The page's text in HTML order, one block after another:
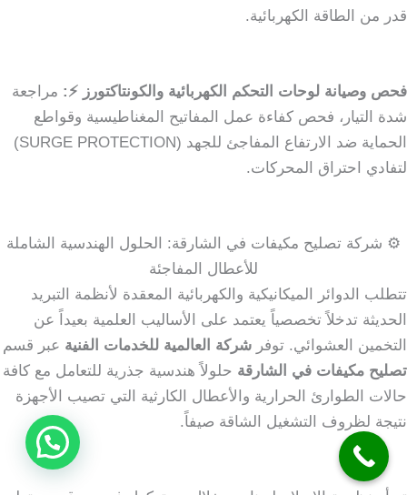
قدر من الطاقة الكهربائية.
فحص وصيانة لوحات التحكم الكهربائية والكونتاكتورز ⚡: مراجعة
شدة التيار، فحص كفاءة عمل المفاتيح المغناطيسية وقواطع
الحماية ضد الارتفاع المفاجئ للجهد (SURGE PROTECTION)
لتفادي احتراق المحركات.
⚙️ شركة تصليح مكيفات في الشارقة: الحلول الهندسية الشاملة
للأعطال المفاجئة
تتطلب الدوائر الميكانيكية والكهربائية المعقدة لأنظمة التبريد
الحديثة تدخلاً تخصصياً يعتمد على الأساليب العلمية بعيداً عن
التخمين العشوائي. توفر شركة العالمية للخدمات الفنية عبر قسم
تصليح مكيفات في الشارقة حلولاً هندسية جذرية للتعامل مع كافة
حالات الطوارئ الحرارية والأعطال الكارثية التي تصيب الأجهزة
نتيجة لظروف التشغيل الشاقة صيفاً.